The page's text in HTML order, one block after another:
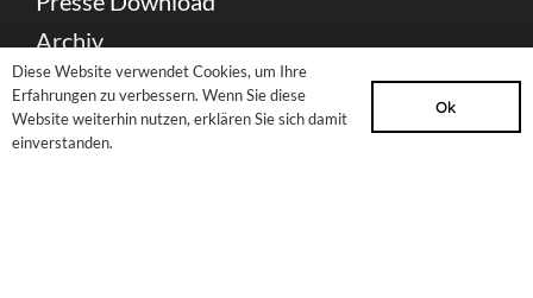
Archiv
Newsletter
Sitemap
Diese Website verwendet Cookies, um Ihre
Erfahrungen zu verbessern. Wenn Sie diese
Website weiterhin nutzen, erklären Sie sich damit
einverstanden.
Ok